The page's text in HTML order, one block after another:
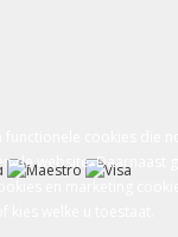
de website. Daarnaast